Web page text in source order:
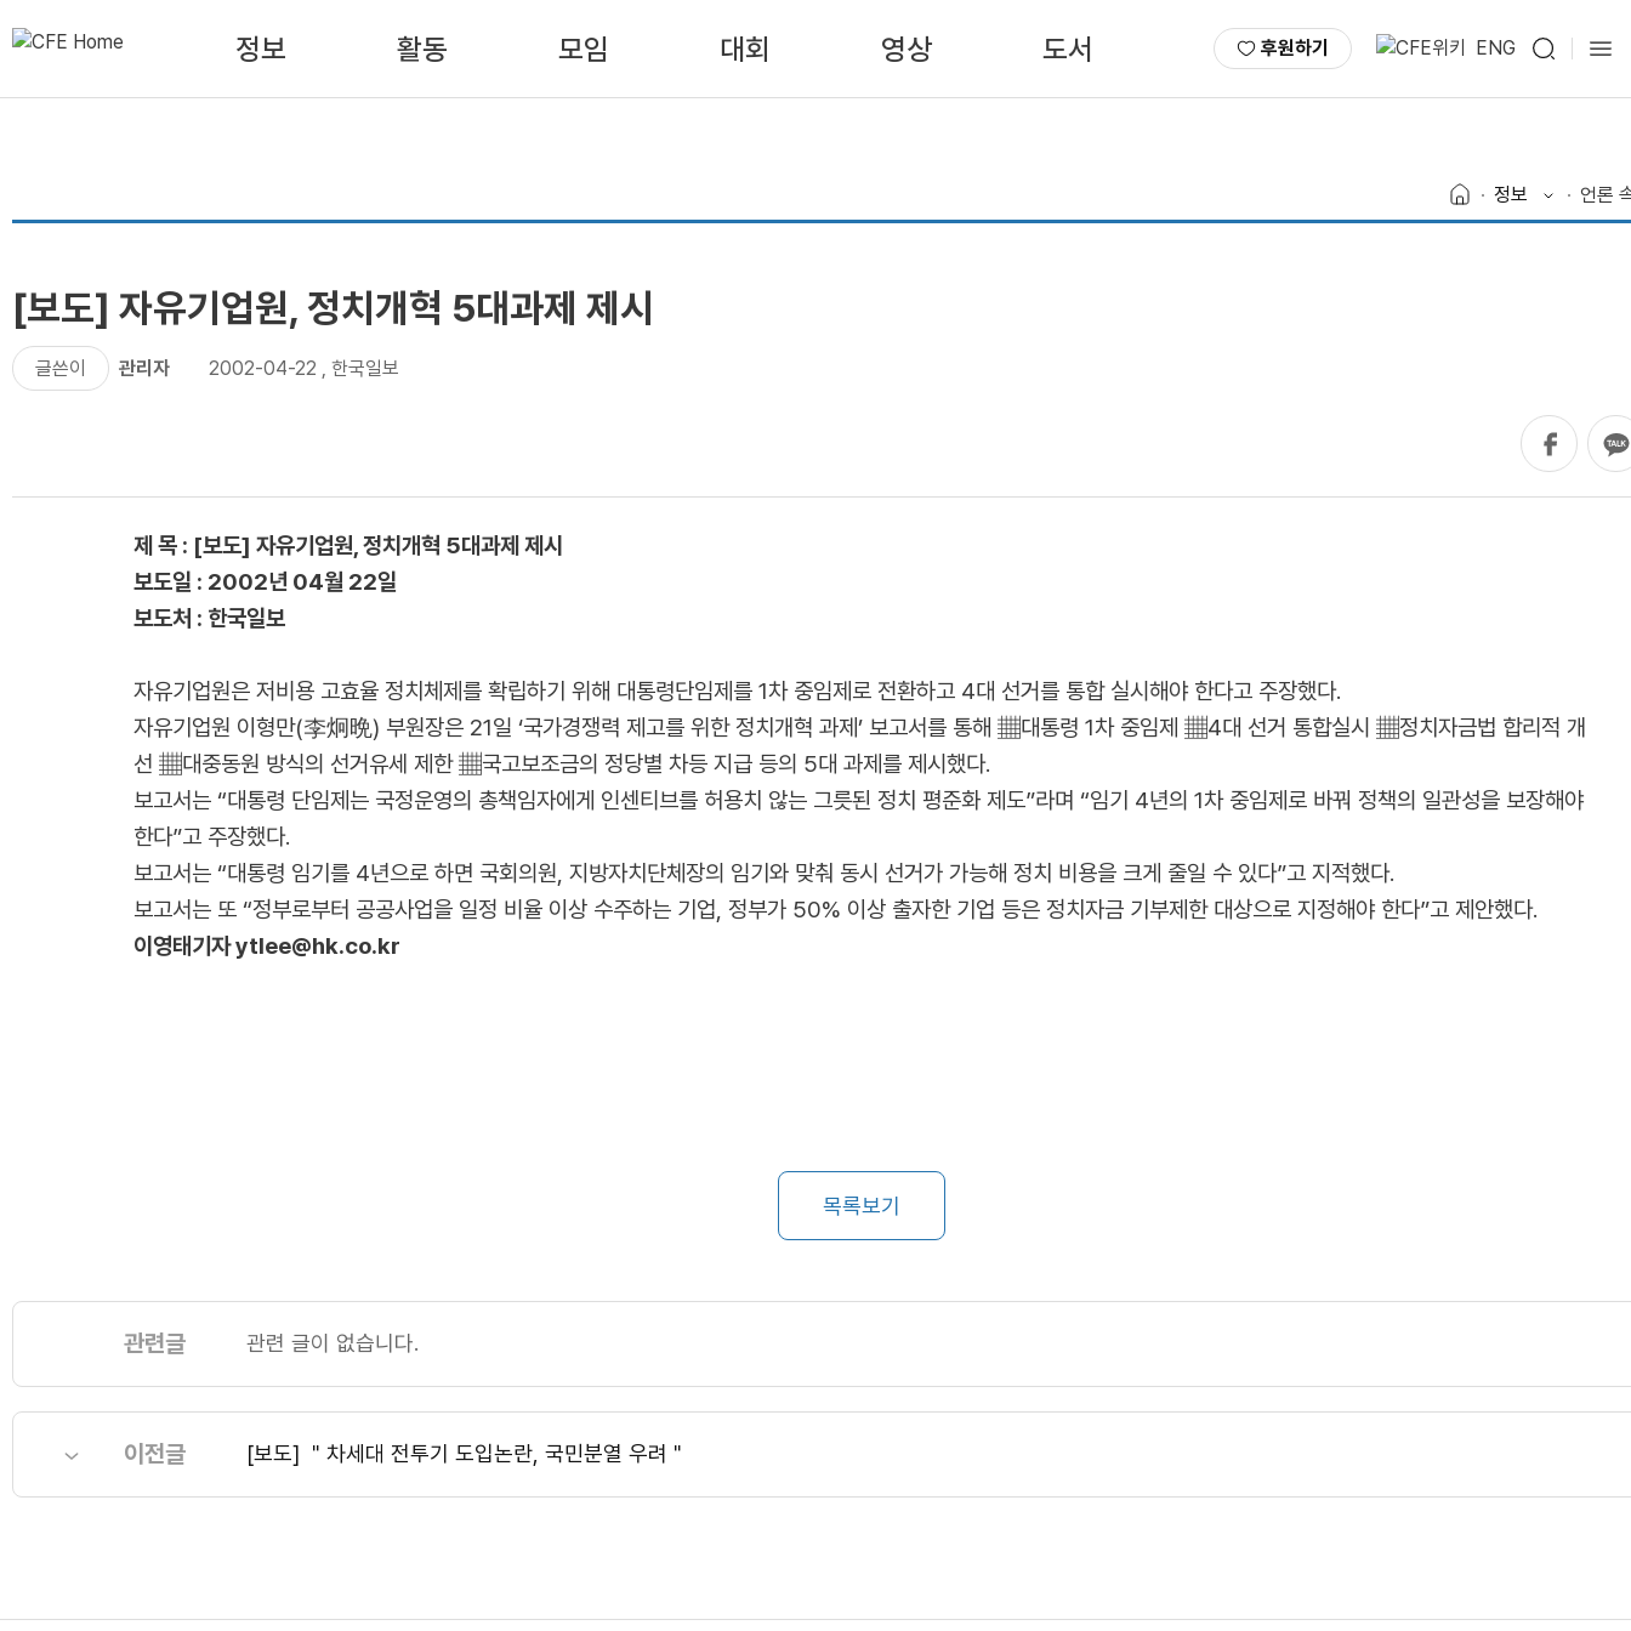
정보 활동 모임 대회 영상 도서 후원하기 ENG
정보 언론
[보도] 자유기업원, 정치개혁 5대과제 제시
글쓴이 관리자 2002-04-22 , 한국일보
제 목 : [보도] 자유기업원, 정치개혁 5대과제 제시
보도일 : 2002년 04월 22일
보도처 : 한국일보
자유기업원은 저비용 고효율 정치체제를 확립하기 위해 대통령단임제를 1차 중임제로 전환하고 4대 선거를 통합 실시해야 한다고 주장했다.
자유기업원 이형만(李炯晩) 부원장은 21일 ‘국가경쟁력 제고를 위한 정치개혁 과제’ 보고서를 통해 ▦대통령 1차 중임제 ▦4대 선거 통합실시 ▦정치자금법 합리적 개
선 ▦대중동원 방식의 선거유세 제한 ▦국고보조금의 정당별 차등 지급 등의 5대 과제를 제시했다.
보고서는 “대통령 단임제는 국정운영의 총책임자에게 인센티브를 허용치 않는 그릇된 정치 평준화 제도”라며 “임기 4년의 1차 중임제로 바꿔 정책의 일관성을 보장해야
한다”고 주장했다.
보고서는 “대통령 임기를 4년으로 하면 국회의원, 지방자치단체장의 임기와 맞춰 동시 선거가 가능해 정치 비용을 크게 줄일 수 있다”고 지적했다.
보고서는 또 “정부로부터 공공사업을 일정 비율 이상 수주하는 기업, 정부가 50% 이상 출자한 기업 등은 정치자금 기부제한 대상으로 지정해야 한다”고 제안했다.
이영태기자ytlee@hk.co.kr
목록보기
관련글 관련 글이 없습니다.
이전글 [보도] ＂차세대 전투기 도입논란, 국민분열 우려＂